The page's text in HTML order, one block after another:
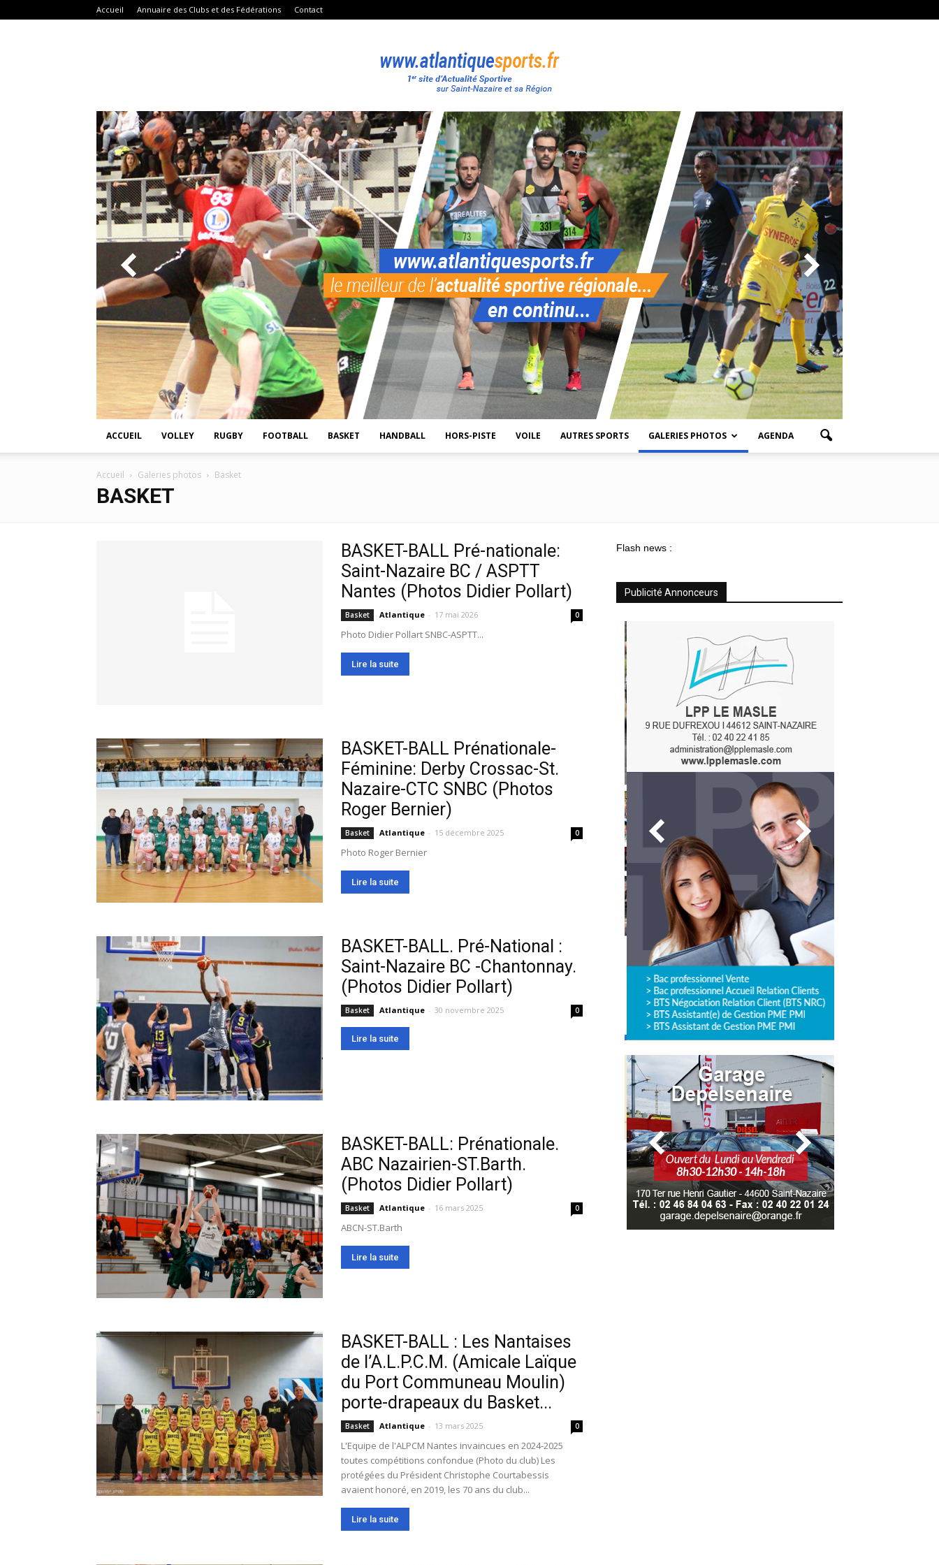
Accueil Annuaire des Clubs et des Fédérations Contact
Atlantique
Sport
ACCUEIL VOLLEY RUGBY FOOTBALL BASKET HANDBALL HORS-PISTE VOILE AUTRES SPORTS GALERIES PHOTOS AGENDA
Accueil Galeries photos Basket
BASKET
BASKET-BALL Pré-nationale:
Saint-Nazaire BC / ASPTT
Nantes (Photos Didier Pollart)
Basket Atlantique - 17 mai 2026 0
Photo Didier Pollart SNBC-ASPTT...
Lire la suite
BASKET-BALL Prénationale-
Féminine: Derby Crossac-St.
Nazaire-CTC SNBC (Photos
Roger Bernier)
Basket Atlantique - 15 décembre 2025 0
Photo Roger Bernier
Lire la suite
BASKET-BALL. Pré-National :
Saint-Nazaire BC -Chantonnay.
(Photos Didier Pollart)
Basket Atlantique - 30 novembre 2025 0
Lire la suite
BASKET-BALL: Prénationale.
ABC Nazairien-ST.Barth.
(Photos Didier Pollart)
Basket Atlantique - 16 mars 2025 0
ABCN-ST.Barth
Lire la suite
BASKET-BALL : Les Nantaises
de l’A.L.P.C.M. (Amicale Laïque
du Port Communeau Moulin)
porte-drapeaux du Basket...
Basket Atlantique - 13 mars 2025 0
L'Equipe de l'ALPCM Nantes invaincues en 2024-2025
toutes compétitions confondue (Photo du club) Les
protégées du Président Christophe Courtabessis
avaient honoré, en 2019, les 70 ans du club...
Lire la suite
Flash news :
Publicité Annonceurs